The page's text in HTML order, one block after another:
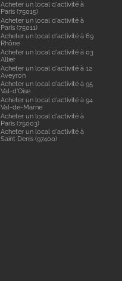
Acheter un local d'activité à
Paris (75015)
Acheter un local d'activité à
Paris (75011)
Acheter un local d'activité à 69
Rhône
Acheter un local d'activité à 03
Allier
Acheter un local d'activité à 12
Aveyron
Acheter un local d'activité à 95
Val-d'Oise
Acheter un local d'activité à 94
Val-de-Marne
Acheter un local d'activité à
Paris (75003)
Acheter un local d'activité à
Saint Denis (97400)